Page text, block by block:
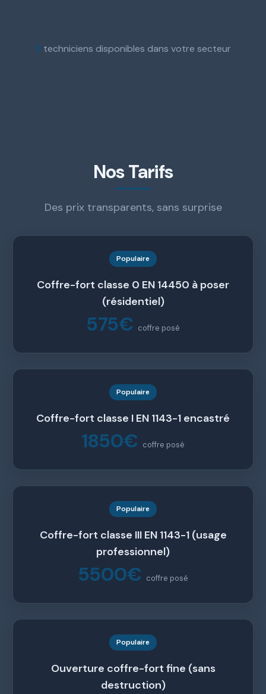
3 techniciens disponibles dans votre secteur
Nos Tarifs
Des prix transparents, sans surprise
Populaire
Coffre-fort classe 0 EN 14450 à poser
(résidentiel)
575€ coffre posé
Populaire
Coffre-fort classe I EN 1143-1 encastré
1850€ coffre posé
Populaire
Coffre-fort classe III EN 1143-1 (usage
professionnel)
5500€ coffre posé
Populaire
Ouverture coffre-fort fine (sans
destruction)